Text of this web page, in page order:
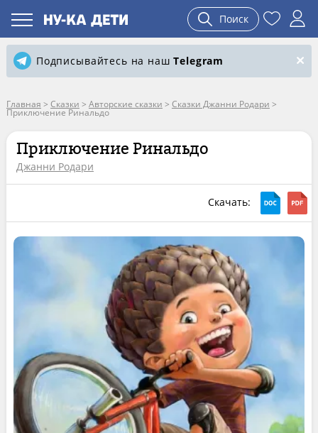
Поиск
Подписывайтесь на нашTelegram
Главная > Сказки > Авторские сказки > Сказки Джанни Родари >
Приключение Ринальдо
Приключение Ринальдо
Джанни Родари
Скачать: